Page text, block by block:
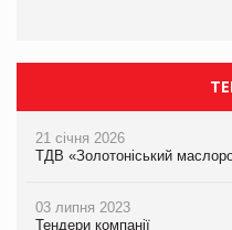
21 січня 2026
ТДВ «Золотоніський
03 липня 2023
Тендери компанії